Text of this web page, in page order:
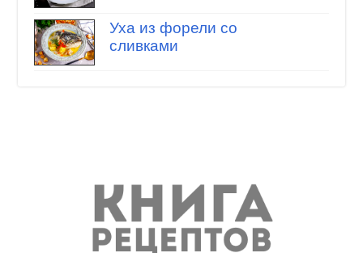
Уха из форели со
сливками